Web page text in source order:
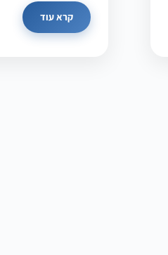
קרא עוד